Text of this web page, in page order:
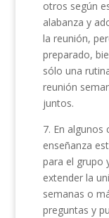
otros según
alabanza y
la reunión,
preparado,
sólo una
reunión
juntos.
7. En algunos
enseñanza
para el grupo
extender la
semanas o
preguntas y